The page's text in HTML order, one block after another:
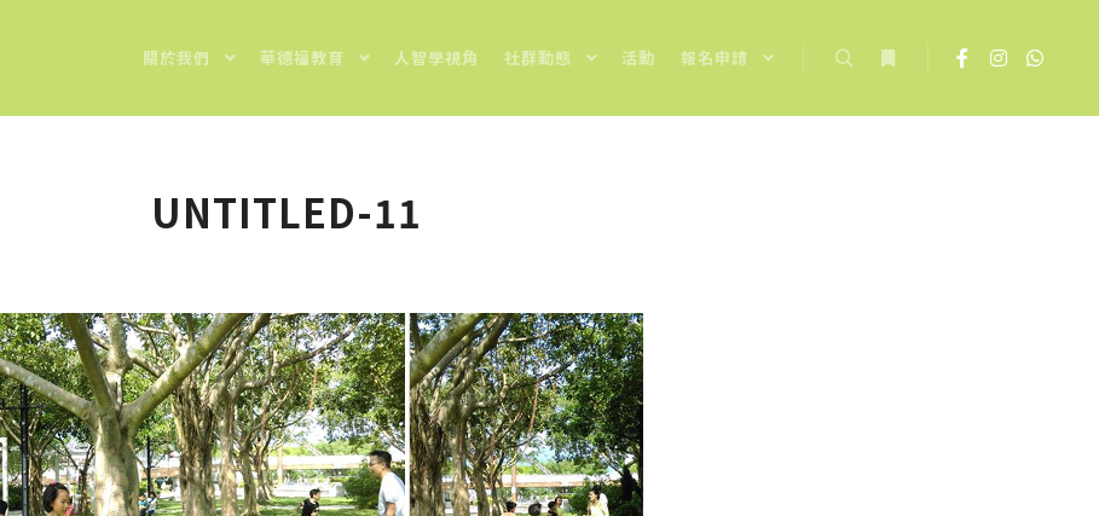
關於我們 華德福教育 人智學視角 社群動態 活動 報名申請
UNTITLED-11